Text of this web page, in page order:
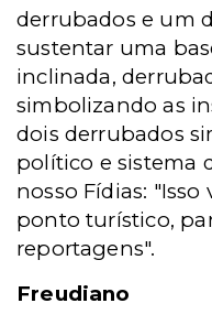
derrubados e um
sustentar uma
inclinada,
simbolizando as
dois derrubados
político e sistema
nosso Fídias:
ponto turístico,
reportagens".
Freudiano